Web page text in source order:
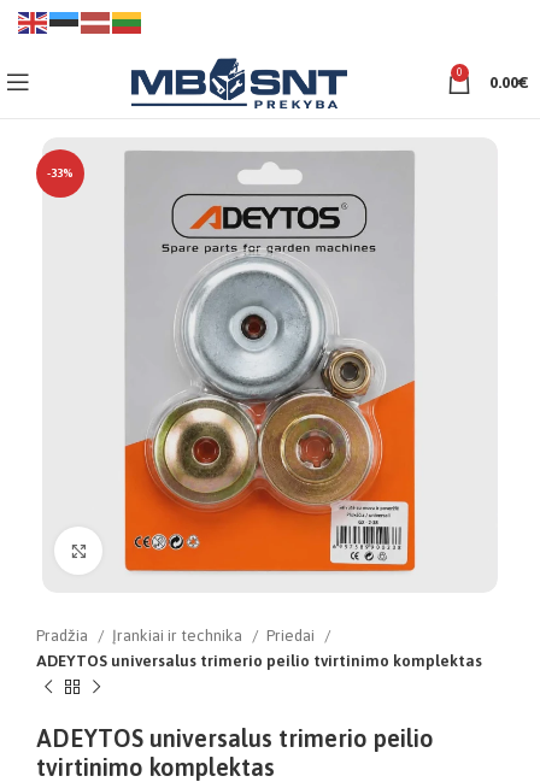
0
0.00€
-33%
Click to enlarge
Pradžia Įrankiai ir technika
Priedai
ADEYTOS universalus trimerio peilio tvirtinimo komplektas
ADEYTOS universalus trimerio peilio
tvirtinimo komplektas